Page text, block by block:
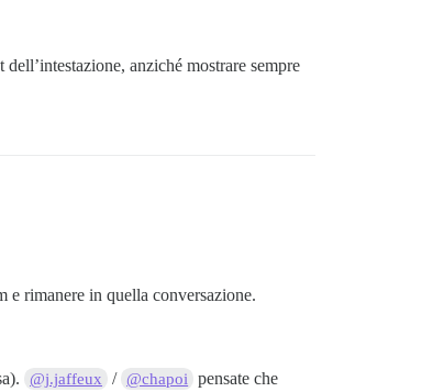
anziché mostrare sempre
e rimanere in quella conversazione.
@j.jaffeux / @chapoi pensate che